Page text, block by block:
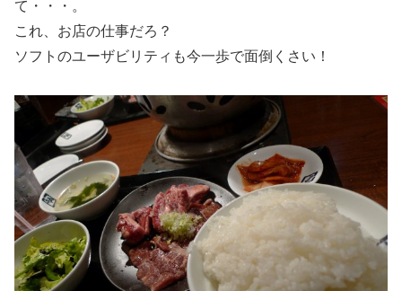
て・・・。
これ、お店の仕事だろ？
ソフトのユーザビリティも今一歩で面倒くさい！